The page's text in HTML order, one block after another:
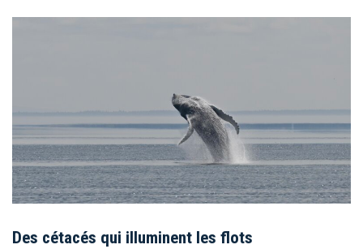
Des cétacés qui illuminent les flots